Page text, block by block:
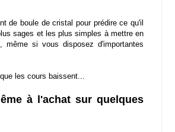
de boule de cristal pour prédire ce qu'il
sages et les plus simples à mettre en
si vous disposez d'importantes
les cours baissent...
à l'achat sur quelques